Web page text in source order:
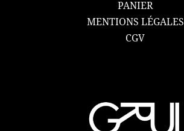
PANIER
MENTIONS LÉGALES
CGV